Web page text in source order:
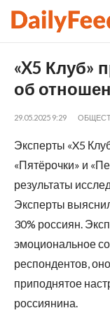
«X5 Клуб»
об
29.05.2025 9:29
Эксперты «X5
«Пятёрочки» и
результаты
Эксперты
30% россиян.
эмоциональное
респондентов,
приподнятое
россиянина.